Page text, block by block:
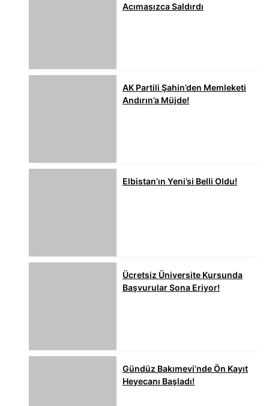
Acımasızca Saldırdı
AK Partili Şahin’den Memleketi
Andırın’a Müjde!
Elbistan’ın Yeni’si Belli Oldu!
Ücretsiz Üniversite Kursunda
Başvurular Sona Eriyor!
Gündüz Bakımevi’nde Ön Kayıt
Heyecanı Başladı!